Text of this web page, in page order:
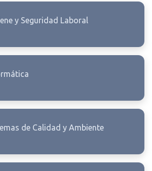
y Seguridad Laboral
de Calidad y Ambiente